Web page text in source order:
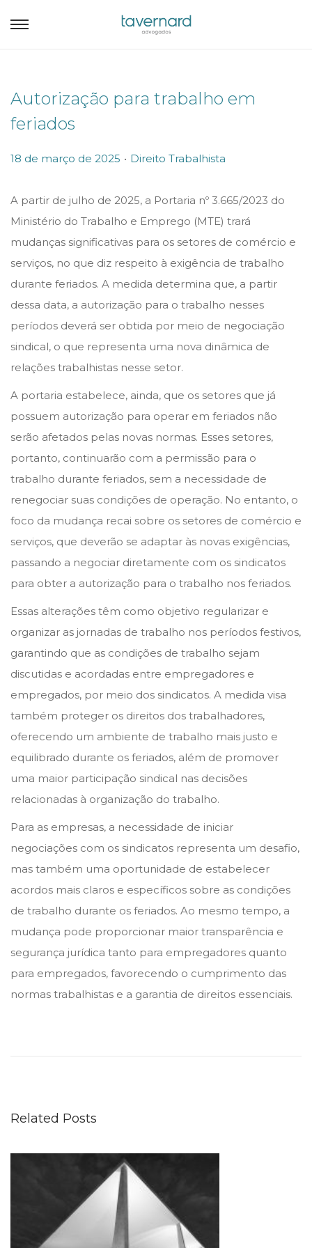
Autorização para trabalho em
feriados
P
s
t
e
d
o
n
18 de março de 2025 . P
s
t
e
d
i
n
Direito Trabalhista
A partir de julho de 2025, a Portaria nº 3.665/2023 do
Ministério do Trabalho e Emprego (MTE) trará
mudanças significativas para os setores de comércio e
serviços, no que diz respeito à exigência de trabalho
durante feriados. A medida determina que, a partir
dessa data, a autorização para o trabalho nesses
períodos deverá ser obtida por meio de negociação
sindical, o que representa uma nova dinâmica de
relações trabalhistas nesse setor.
A portaria estabelece, ainda, que os setores que já
possuem autorização para operar em feriados não
serão afetados pelas novas normas. Esses setores,
portanto, continuarão com a permissão para o
trabalho durante feriados, sem a necessidade de
renegociar suas condições de operação. No entanto, o
foco da mudança recai sobre os setores de comércio e
serviços, que deverão se adaptar às novas exigências,
passando a negociar diretamente com os sindicatos
para obter a autorização para o trabalho nos feriados.
Essas alterações têm como objetivo regularizar e
organizar as jornadas de trabalho nos períodos festivos,
garantindo que as condições de trabalho sejam
discutidas e acordadas entre empregadores e
empregados, por meio dos sindicatos. A medida visa
também proteger os direitos dos trabalhadores,
oferecendo um ambiente de trabalho mais justo e
equilibrado durante os feriados, além de promover
uma maior participação sindical nas decisões
relacionadas à organização do trabalho.
Para as empresas, a necessidade de iniciar
negociações com os sindicatos representa um desafio,
mas também uma oportunidade de estabelecer
acordos mais claros e específicos sobre as condições
de trabalho durante os feriados. Ao mesmo tempo, a
mudança pode proporcionar maior transparência e
segurança jurídica tanto para empregadores quanto
para empregados, favorecendo o cumprimento das
normas trabalhistas e a garantia de direitos essenciais.
n
Related Posts